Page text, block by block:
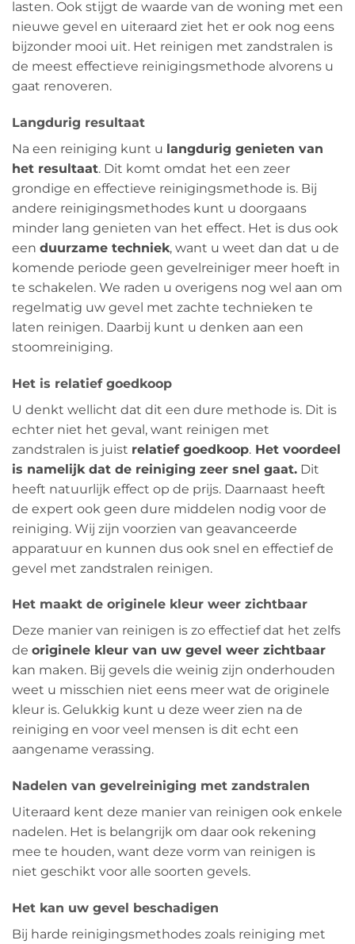
lasten. Ook stijgt de waarde van de woning met een
nieuwe gevel en uiteraard ziet het er ook nog eens
bijzonder mooi uit. Het reinigen met zandstralen is
de meest effectieve reinigingsmethode alvorens u
gaat renoveren.
Langdurig resultaat
Na een reiniging kunt u langdurig genieten van
het resultaat. Dit komt omdat het een zeer
grondige en effectieve reinigingsmethode is. Bij
andere reinigingsmethodes kunt u doorgaans
minder lang genieten van het effect. Het is dus ook
een duurzame techniek, want u weet dan dat u de
komende periode geen gevelreiniger meer hoeft in
te schakelen. We raden u overigens nog wel aan om
regelmatig uw gevel met zachte technieken te
laten reinigen. Daarbij kunt u denken aan een
stoomreiniging.
Het is relatief goedkoop
U denkt wellicht dat dit een dure methode is. Dit is
echter niet het geval, want reinigen met
zandstralen is juist relatief goedkoop. Het voordeel
is namelijk dat de reiniging zeer snel gaat. Dit
heeft natuurlijk effect op de prijs. Daarnaast heeft
de expert ook geen dure middelen nodig voor de
reiniging. Wij zijn voorzien van geavanceerde
apparatuur en kunnen dus ook snel en effectief de
gevel met zandstralen reinigen.
Het maakt de originele kleur weer zichtbaar
Deze manier van reinigen is zo effectief dat het zelfs
de originele kleur van uw gevel weer zichtbaar
kan maken. Bij gevels die weinig zijn onderhouden
weet u misschien niet eens meer wat de originele
kleur is. Gelukkig kunt u deze weer zien na de
reiniging en voor veel mensen is dit echt een
aangename verassing.
Nadelen van gevelreiniging met zandstralen
Uiteraard kent deze manier van reinigen ook enkele
nadelen. Het is belangrijk om daar ook rekening
mee te houden, want deze vorm van reinigen is
niet geschikt voor alle soorten gevels.
Het kan uw gevel beschadigen
Bij harde reinigingsmethodes zoals reiniging met